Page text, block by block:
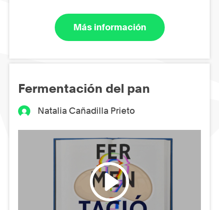
Más información
Fermentación del pan
Natalia Cañadilla Prieto